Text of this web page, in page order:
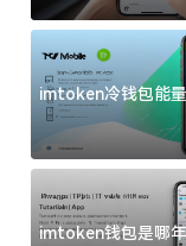
imtoken冷钱包能量
过来人告诉你
imtoken钱包是哪年